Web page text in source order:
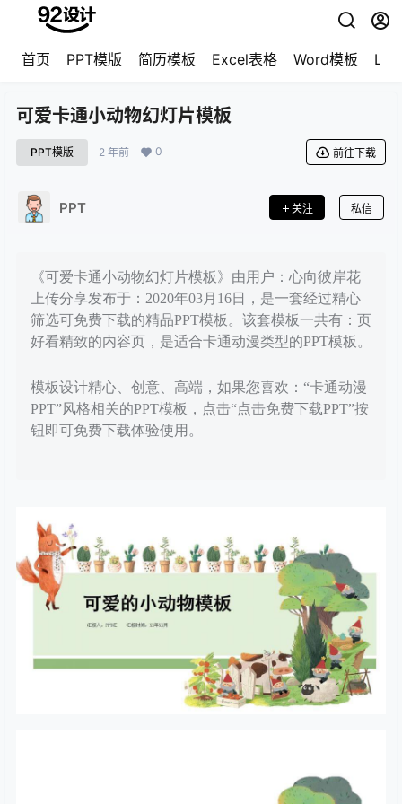
首页 PPT模版 简历模板 Excel表格 Word模板
可爱卡通小动物幻灯片模板
PPT模版 2 年前 0 前往下载
PPT 关注 私信
《可爱卡通小动物幻灯片模板》由用户：心向彼岸花
上传分享发布于：2020年03月16日，是一套经过精心
筛选可免费下载的精品PPT模板。该套模板一共有：页
好看精致的内容页，是适合卡通动漫类型的PPT模板。
模板设计精心、创意、高端，如果您喜欢：“卡通动漫
PPT”风格相关的PPT模板，点击“点击免费下载PPT”按
钮即可免费下载体验使用。